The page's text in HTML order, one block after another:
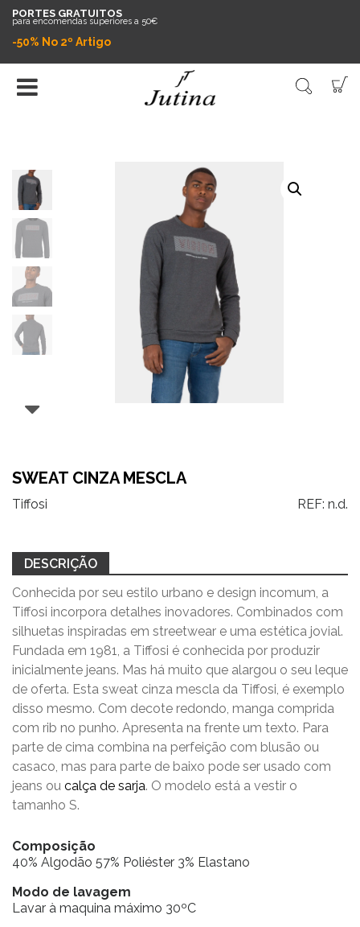
PORTES GRATUITOS
para encomendas superiores a 50€
-50% No 2º Artigo
SWEAT CINZA MESCLA
Tiffosi REF: n.d.
DESCRIÇÃO
Conhecida por seu estilo urbano e design incomum, a
Tiffosi incorpora detalhes inovadores. Combinados com
silhuetas inspiradas em streetwear e uma estética jovial.
Fundada em 1981, a Tiffosi é conhecida por produzir
inicialmente jeans. Mas há muito que alargou o seu leque
de oferta. Esta sweat cinza mescla da Tiffosi, é exemplo
disso mesmo. Com decote redondo, manga comprida
com rib no punho. Apresenta na frente um texto. Para
parte de cima combina na perfeição com blusão ou
casaco, mas para parte de baixo pode ser usado com
jeans ou calça de sarja. O modelo está a vestir o
tamanho S.
Composição
40% Algodão 57% Poliéster 3% Elastano
Modo de lavagem
Lavar à maquina máximo 30ºC